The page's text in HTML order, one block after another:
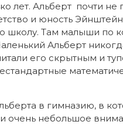
лет. Альберт почти не
и юность
школу. Там малыши по
Альберт
его скрытным и
в гимназию, в
очень небольшое